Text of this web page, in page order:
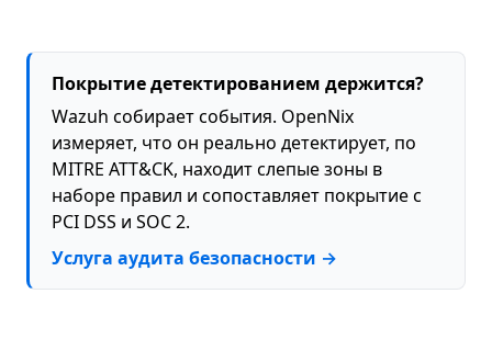
Покрытие детектированием держится?
Wazuh собирает события. OpenNix
измеряет, что он реально детектирует, по
MITRE ATT&CK, находит слепые зоны в
наборе правил и сопоставляет покрытие с
PCI DSS и SOC 2.
Услуга аудита безопасности →